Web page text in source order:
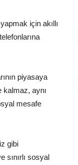
için akıllı
piyasaya
kalmaz, aynı
mesafe
gibi
sınırlı sosyal